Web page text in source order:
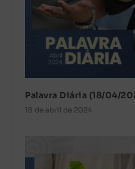
Palavra Diária (18/04/
18 de abril de 2024